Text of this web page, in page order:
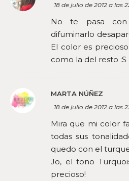
18 de julio de 2012 a las
No te pasa
difuminarlo
El color es
como la del resto :S
MARTA NÚÑEZ
18 de julio de 2012 a las
Mira que mi color
todas sus
quedo con el
Jo, el tono
precioso!